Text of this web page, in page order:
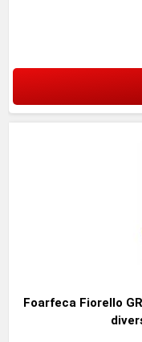
Foarfeca Fiorello